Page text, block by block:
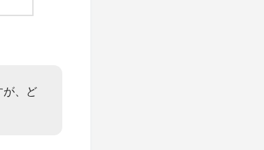
が、ど